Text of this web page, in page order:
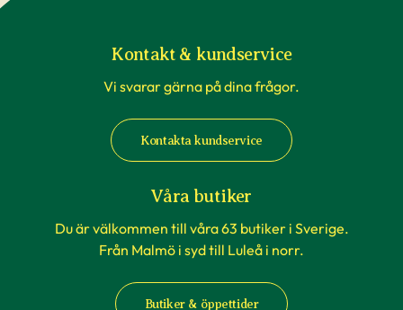
Kontakt & kundservice
Vi svarar gärna på dina frågor.
Kontakta kundservice
Våra butiker
Du är välkommen till våra 63 butiker i Sverige.
Från Malmö i syd till Luleå i norr.
Butiker & öppettider